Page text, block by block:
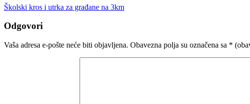
Školski kros i utrka za građane na 3km
Odgovori
Vaša adresa e-pošte neće biti objavljena. Obavezna polja su označena sa *